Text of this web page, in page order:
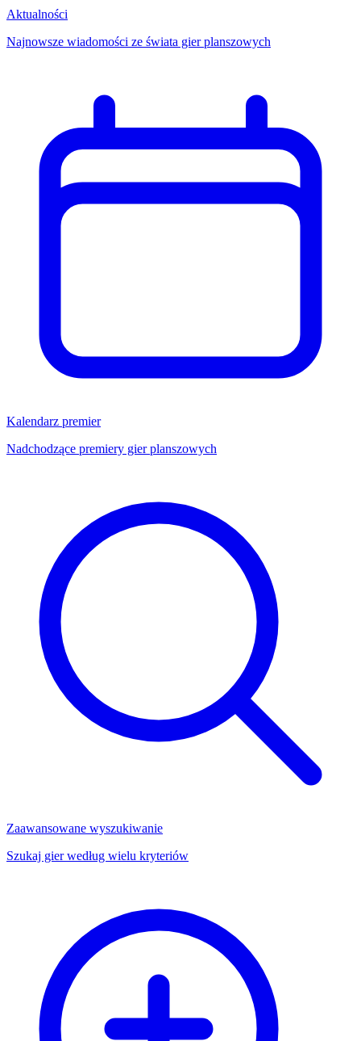
Aktualności
Najnowsze wiadomości ze świata gier planszowych
Kalendarz premier
Nadchodzące premiery gier planszowych
Zaawansowane wyszukiwanie
Szukaj gier według wielu kryteriów